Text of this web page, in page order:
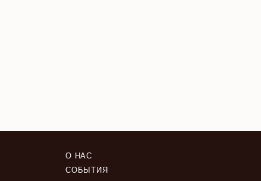
О НАС
СОБЫТИЯ